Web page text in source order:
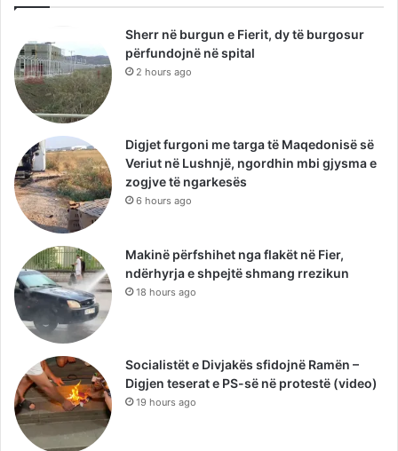
Sherr në burgun e Fierit, dy të burgosur
përfundojnë në spital
2 hours ago
Digjet furgoni me targa të Maqedonisë së
Veriut në Lushnjë, ngordhin mbi gjysma e
zogjve të ngarkesës
6 hours ago
Makinë përfshihet nga flakët në Fier,
ndërhyrja e shpejtë shmang rrezikun
18 hours ago
Socialistët e Divjakës sfidojnë Ramën –
Digjen teserat e PS-së në protestë (video)
19 hours ago